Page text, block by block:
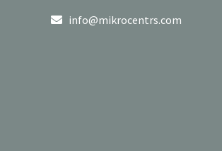
info@mikrocentrs.com